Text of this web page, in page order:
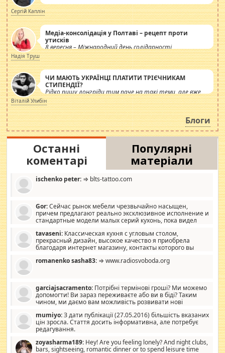
Сергій Каплін
Медіа-консолідація у Полтаві – рецепт проти
утисків
8 вересня – Міжнародний день солідарності
журналістів.
Надія Труш
ЧИ МАЮТЬ УКРАЇНЦІ ПЛАТИТИ ТРІЄЧНИКАМ
СТИПЕНДІЇ?
Рідко пишу лонгріди тим паче на такі теми, але вже
просто дістало! Обурюють сьогоднішні інсенуації
навколо стипендіального питання. Штучно
роздувається ще одна соціальна катастрофа.
Віталій Улибін
Блоги
Останні
коментарі
Популярні
матеріали
ischenko peter: ⇒ blts-tattoo.com
Gor:Сейчас рынок мебели чрезвычайно насыщен,
причем предлагают реально эксклюзивное исполнение и
стандартные модели малых серий кухонь, пока видел
стандартные формы, в MebelOk, креативненько и что главное -
со вкусом все в порядке, без ненужных наворотов удорожающих
мебель, а это не последний фактор.
tavaseni: Классическая кухня с угловым столом,
прекрасный дизайн, высокое качество я приобрела
благодаря интернет магазину, контакты которого вы
romanenko sasha83: ⇒ www.radiosvoboda.org
garciajsacramento: Потрібні термінові гроші? Ми можемо
допомогти! Ви зараз переживаєте або ви в біді? Таким
чином, ми даємо вам можливість розвивати нові
допомагати людям, які намагаються дати їм шанс. Кожен
заслуговує на другий шанс, і, оскільки влада не зможе, вони
повинні приймати від інших. Для нас нема багато суми, і зрілість
витрат, а тільки узгоджених сум і нічого іншого. Не чекайте і не
коментуйте цей пост. Введіть суму, яку ви хочете подати, і ми
mumiyo:З дати публікації (27.05.2016) більшість вказаних
цін зросла. Стаття досить інформативна, але потребує
редагування.
zoyasharma189: Hey! Are you feeling lonely? And night clubs,
bars, sightseeing, romantic dinner or to spend leisure time